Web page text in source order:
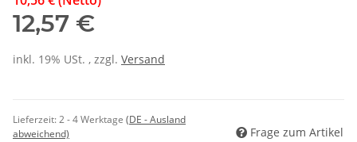
12,57 €
inkl. 19% USt. , zzgl. Versand
Lieferzeit:2 - 4 Werktage (DE - Ausland
abweichend)
Frage zum Artikel